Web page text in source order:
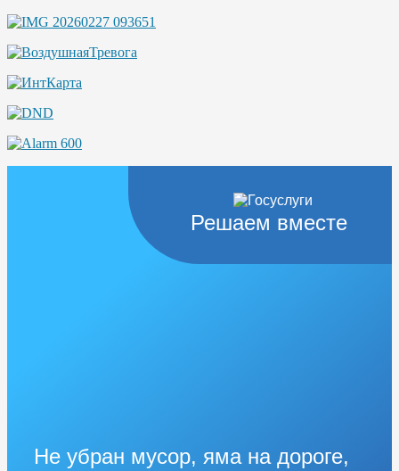
Решаем вместе
Не убран мусор, яма на дороге,